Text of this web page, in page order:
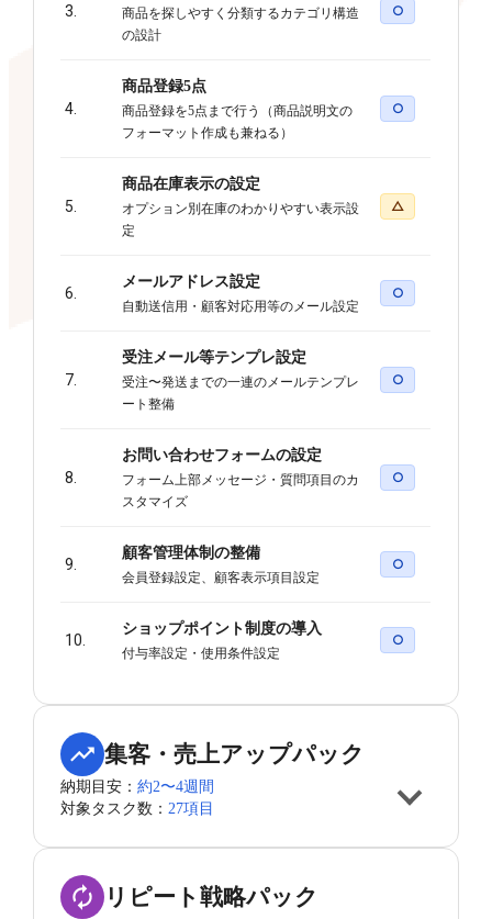
3.
商品を探しやすく分類するカテゴリ構造
の設計
○
4.
商品登録5点
商品登録を5点まで行う（商品説明文の
フォーマット作成も兼ねる）
○
5.
商品在庫表示の設定
オプション別在庫のわかりやすい表示設
定
△
6.
メールアドレス設定
自動送信用・顧客対応用等のメール設定
○
7.
受注メール等テンプレ設定
受注〜発送までの一連のメールテンプレ
ート整備
○
8.
お問い合わせフォームの設定
フォーム上部メッセージ・質問項目のカ
スタマイズ
○
9.
顧客管理体制の整備
会員登録設定、顧客表示項目設定
○
10.
ショップポイント制度の導入
付与率設定・使用条件設定
○
集客・売上アップパック
納期目安：約2〜4週間
対象タスク数： 27項目
リピート戦略パック